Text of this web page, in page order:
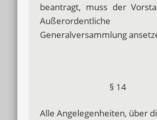
beantragt, muss der
Außerordentliche
Generalversammlung
§ 14
Alle Angelegenheiten, über